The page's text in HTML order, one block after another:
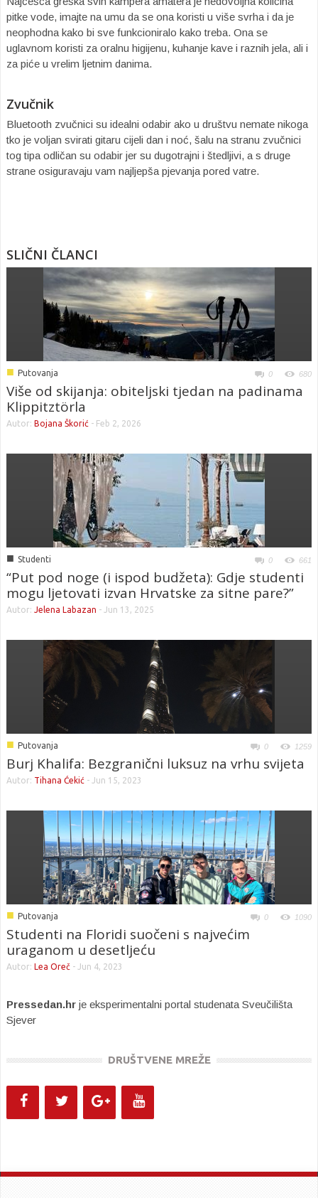
pitke vode, imajte na umu da se ona koristi u više svrha i da je
neophodna kako bi sve funkcioniralo kako treba. Ona se
uglavnom koristi za oralnu higijenu, kuhanje kave i raznih jela, ali i
za piće u vrelim ljetnim danima.
Zvučnik
Bluetooth zvučnici su idealni odabir ako u društvu nemate nikoga
tko je voljan svirati gitaru cijeli dan i noć, šalu na stranu zvučnici
tog tipa odličan su odabir jer su dugotrajni i štedljivi, a s druge
strane osiguravaju vam najljepša pjevanja pored vatre.
SLIČNI ČLANCI
■ Putovanja 0 680
Više od skijanja: obiteljski tjedan na padinama
Klippitztörla
Autor: Bojana Škorić - Feb 2, 2026
■ Studenti 0 661
“Put pod noge (i ispod budžeta): Gdje studenti
mogu ljetovati izvan Hrvatske za sitne pare?”
Autor: Jelena Labazan - Jun 13, 2025
■ Putovanja 0 1259
Burj Khalifa: Bezgranični luksuz na vrhu svijeta
Autor: Tihana Ćekić - Jun 15, 2023
■ Putovanja 0 1090
Studenti na Floridi suočeni s najvećim
uraganom u desetljeću
Autor: Lea Oreč - Jun 4, 2023
Pressedan.hr je eksperimentalni portal studenata Sveučilišta
Sjever
DRUŠTVENE MREŽE